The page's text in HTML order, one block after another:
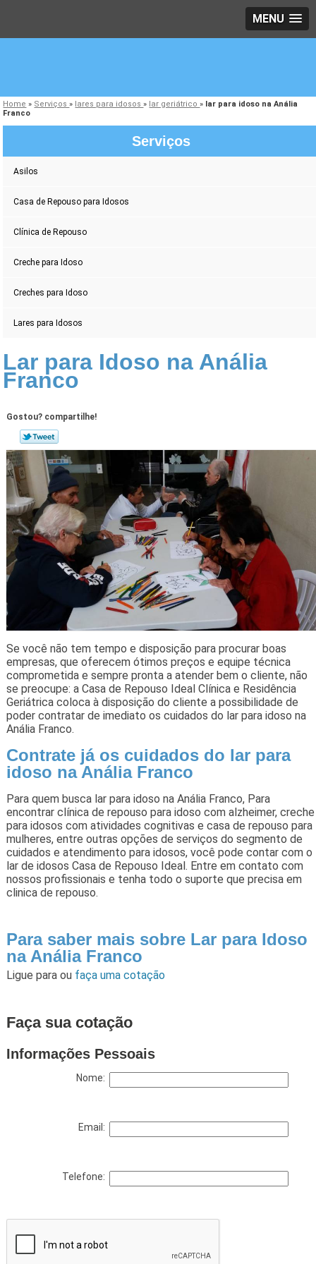
MENU
Home » Serviços» lares para idosos» lar geriátrico» lar para idoso na Anália
Franco
Serviços
Asilos
Casa de Repouso para Idosos
Clínica de Repouso
Creche para Idoso
Creches para Idoso
Lares para Idosos
Lar para Idoso na Anália
Franco
Gostou? compartilhe!
Se você não tem tempo e disposição para procurar boas
empresas, que oferecem ótimos preços e equipe técnica
comprometida e sempre pronta a atender bem o cliente, não
se preocupe: a Casa de Repouso Ideal Clínica e Residência
Geriátrica coloca à disposição do cliente a possibilidade de
poder contratar de imediato os cuidados do lar para idoso na
Anália Franco.
Contrate já os cuidados do lar para
idoso na Anália Franco
Para quem busca lar para idoso na Anália Franco, Para
encontrar clínica de repouso para idoso com alzheimer, creche
para idosos com atividades cognitivas e casa de repouso para
mulheres, entre outras opções de serviços do segmento de
cuidados e atendimento para idosos, você pode contar com o
lar de idosos Casa de Repouso Ideal. Entre em contato com
nossos profissionais e tenha todo o suporte que precisa em
clinica de repouso.
Para saber mais sobre Lar para Idoso
na Anália Franco
Ligue para ou faça uma cotação
Faça sua cotação
Informações Pessoais
Nome:
Email:
Telefone: